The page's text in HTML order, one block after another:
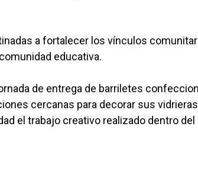
a fortalecer los vínculos
educativa.
de entrega de barriletes
cercanas para decorar sus
el trabajo creativo realizado dentro del